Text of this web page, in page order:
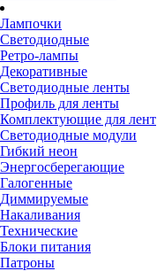
Лампочки
Светодиодные
Ретро-лампы
Декоративные
Светодиодные ленты
Профиль для ленты
Комплектующие для лент
Светодиодные модули
Гибкий неон
Энергосберегающие
Галогенные
Диммируемые
Накаливания
Технические
Блоки питания
Патроны